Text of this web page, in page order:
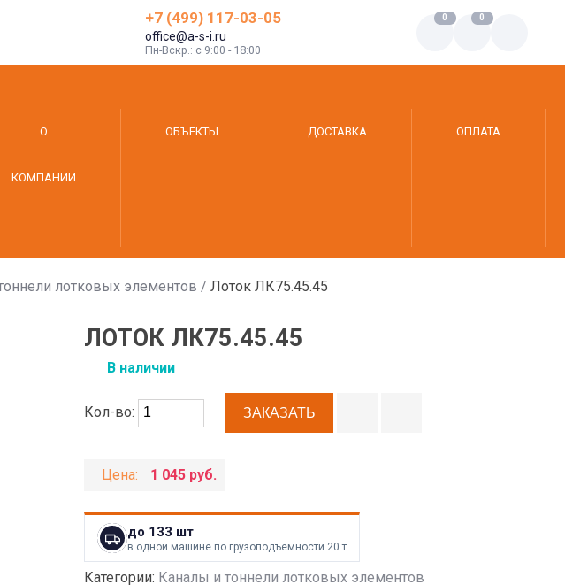
+7 (499) 117-03-05
office@a-s-i.ru
Пн-Вскр.: c 9:00 - 18:00
0 0
О
КОМПАНИИ
ОБЪЕКТЫ ДОСТАВКА ОПЛАТА
лотковых элементов / Лоток ЛК75.45.45
ЛОТОК ЛК75.45.45
В наличии
Кол-во:
Цена: 1 045 руб.
до 133 шт
в одной машине по грузоподъёмности 20 т
Категории: Каналы и тоннели лотковых элементов